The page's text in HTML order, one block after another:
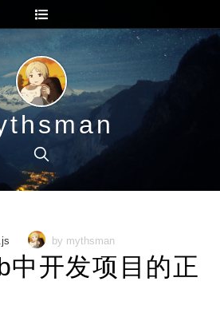
by mythsman
中开发项目的正